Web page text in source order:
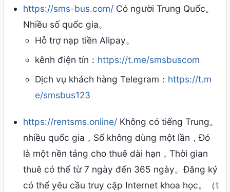
https://sms-bus.com/ Có người Trung Quốc。
Nhiều số quốc gia。
Hỗ trợ nạp tiền Alipay。
kênh điện tín： https://t.me/smsbuscom
Dịch vụ khách hàng Telegram： https://t.m
e/smsbus123
https://rentsms.online/ Không có tiếng Trung。
nhiều quốc gia，Số không dùng một lần，Đó
là một nền tảng cho thuê dài hạn，Thời gian
thuê có thể từ 7 ngày đến 365 ngày。Đăng ký
có thể yêu cầu truy cập Internet khoa học。（t